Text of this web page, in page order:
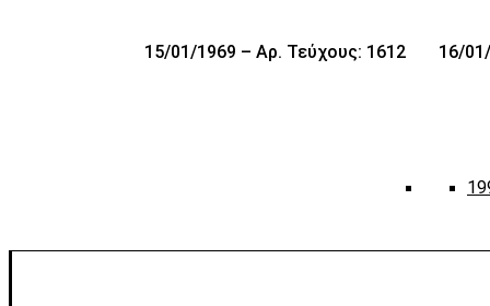
15/01/1969 – Αρ. Τεύχους: 1612 16/